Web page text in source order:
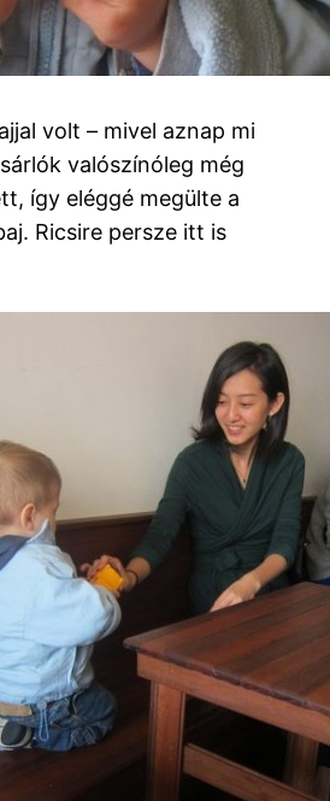
volt – mivel aznap mi
valószínóleg még
így eléggé megülte a
Ricsire persze itt is